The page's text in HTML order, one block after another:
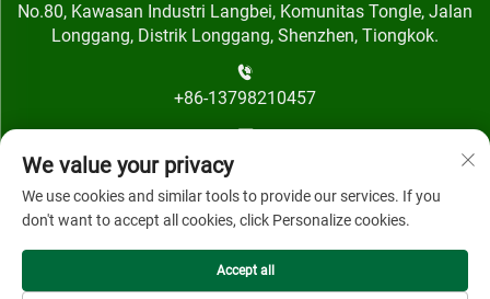
No.80, Kawasan Industri Langbei, Komunitas Tongle, Jalan
Longgang, Distrik Longgang, Shenzhen, Tiongkok.
+86-13798210457
[email protected]
We value your privacy
We use cookies and similar tools to provide our services. If you
don't want to accept all cookies, click Personalize cookies.
Accept all